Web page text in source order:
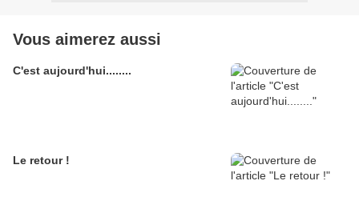
Vous aimerez aussi
C'est aujourd'hui........
Le retour !